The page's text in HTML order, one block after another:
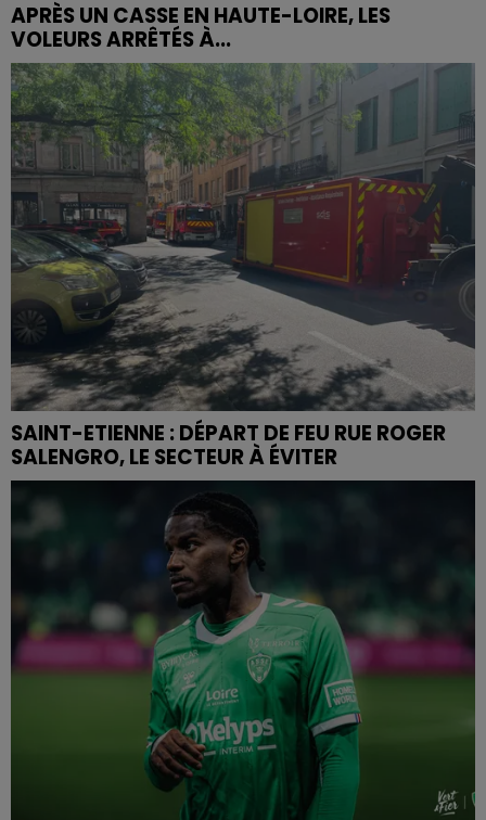
APRÈS UN CASSE EN HAUTE-LOIRE, LES
VOLEURS ARRÊTÉS À...
SAINT-ETIENNE : DÉPART DE FEU RUE ROGER
SALENGRO, LE SECTEUR À ÉVITER